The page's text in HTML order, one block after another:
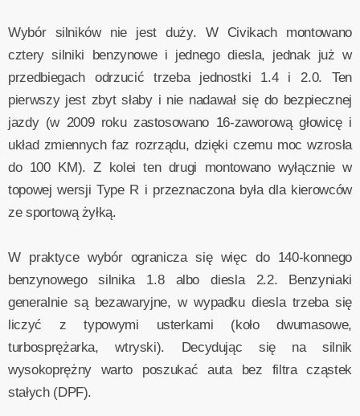
Wybór silników nie jest duży. W Civikach montowano
cztery silniki benzynowe i jednego diesla, jednak już w
przedbiegach odrzucić trzeba jednostki 1.4 i 2.0. Ten
pierwszy jest zbyt słaby i nie nadawał się do bezpiecznej
jazdy (w 2009 roku zastosowano 16-zaworową głowicę i
układ zmiennych faz rozrządu, dzięki czemu moc wzrosła
do 100 KM). Z kolei ten drugi montowano wyłącznie w
topowej wersji Type R i przeznaczona była dla kierowców
ze sportową żyłką.
W praktyce wybór ogranicza się więc do 140-konnego
benzynowego silnika 1.8 albo diesla 2.2. Benzyniaki
generalnie są bezawaryjne, w wypadku diesla trzeba się
liczyć z typowymi usterkami (koło dwumasowe,
turbosprężarka, wtryski). Decydując się na silnik
wysokoprężny warto poszukać auta bez filtra cząstek
stałych (DPF).